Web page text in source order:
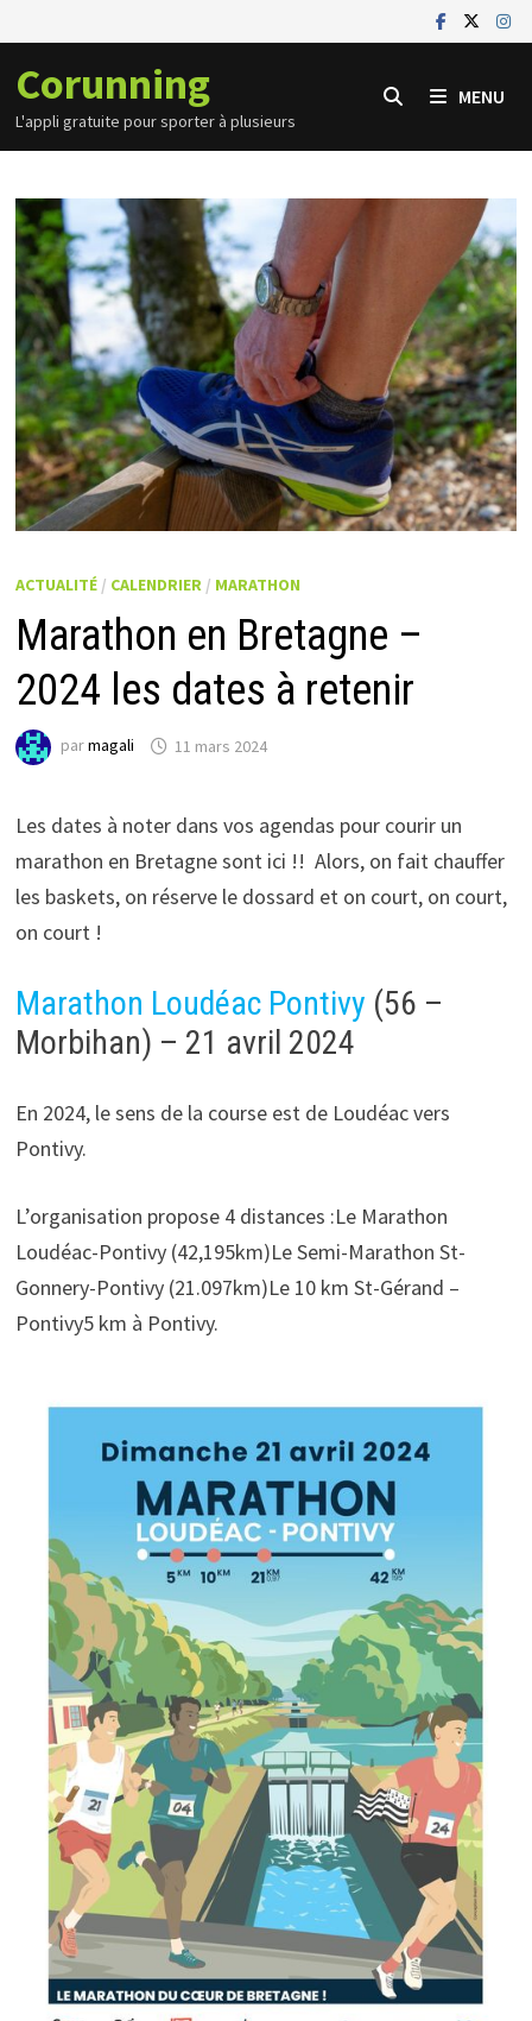
au
contenu
Corunning
L'appli gratuite pour sporter à plusieurs
MENU
ACTUALITÉ / CALENDRIER / MARATHON
Marathon en Bretagne –
2024 les dates à retenir
parmagali 11 mars 2024
Les dates à noter dans vos agendas pour courir un
marathon en Bretagne sont ici !! Alors, on fait chauffer
les baskets, on réserve le dossard et on court, on court,
on court !
Marathon Loudéac Pontivy (56 –
Morbihan) – 21 avril 2024
En 2024, le sens de la course est de Loudéac vers
Pontivy.
L’organisation propose 4 distances :Le Marathon
Loudéac-Pontivy (42,195km)Le Semi-Marathon St-
Gonnery-Pontivy (21.097km)Le 10 km St-Gérand –
Pontivy5 km à Pontivy.